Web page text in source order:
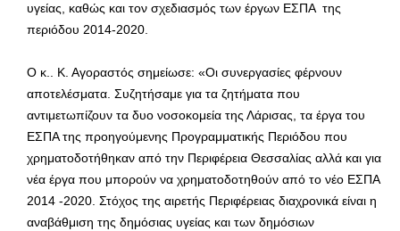
υγείας, καθώς και τον σχεδιασμός των έργων ΕΣΠΑ της
περιόδου 2014-2020.
Ο κ.. Κ. Αγοραστός σημείωσε: «Οι συνεργασίες φέρνουν
αποτελέσματα. Συζητήσαμε για τα ζητήματα που
αντιμετωπίζουν τα δυο νοσοκομεία της Λάρισας, τα έργα του
ΕΣΠΑ της προηγούμενης Προγραμματικής Περιόδου που
χρηματοδοτήθηκαν από την Περιφέρεια Θεσσαλίας αλλά και για
νέα έργα που μπορούν να χρηματοδοτηθούν από το νέο ΕΣΠΑ
2014 -2020. Στόχος της αιρετής Περιφέρειας διαχρονικά είναι η
αναβάθμιση της δημόσιας υγείας και των δημόσιων